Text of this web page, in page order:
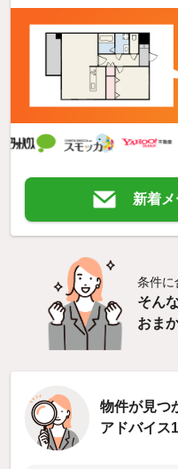
新着
条件に
そん
おま
物件が見つ
アドバイス1